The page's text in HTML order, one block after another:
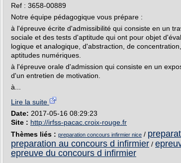
Ref : 3658-00889
Notre équipe pédagogique vous prépare :
à l'épreuve écrite d'admissibilité qui consiste en un
sociale et des tests d'aptitude qui ont pour objet
logique et analogique, d'abstraction, de
aptitudes numériques.
à l'épreuve orale d'admission qui consiste en un
d'un entretien de motivation.
à...
Lire la suite
Date: 2017-05-16 08:29:23
Site : http://irfss-pacac.croix-rouge.fr
Thèmes liés : preparation concours infirmier nice /
preparation au concours d infirmier /
epreuve du concours d infirmier